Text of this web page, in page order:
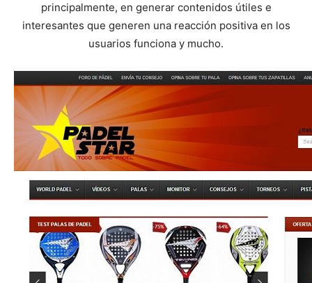
principalmente, en generar contenidos útiles e
interesantes que generen una reacción positiva en los
usuarios funciona y mucho.